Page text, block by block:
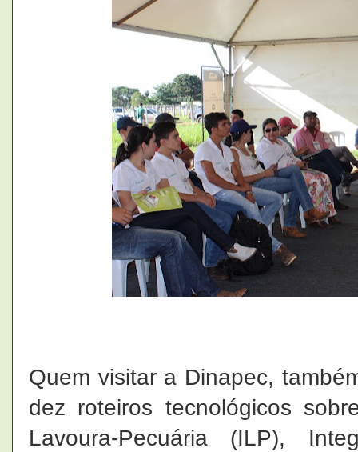
Quem visitar a Dinapec,
dez roteiros tecnológicos
Lavoura-Pecuária (ILP),